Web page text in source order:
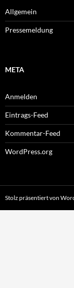
Allgemein
Pressemeldung
META
Anmelden
Eintrags-Feed
Kommentar-Feed
WordPress.org
Stolz präsentiert von